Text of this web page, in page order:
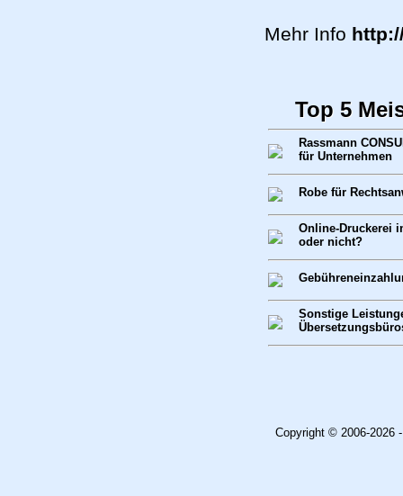
Mehr Info
Top 5
Rassmann
für Unternehmen
Robe für
Online-Druckerei
oder nicht?
Sonstige
Copyright © 2006-